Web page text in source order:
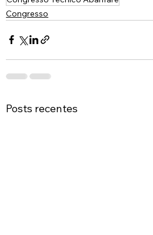
Congresso
Posts recentes